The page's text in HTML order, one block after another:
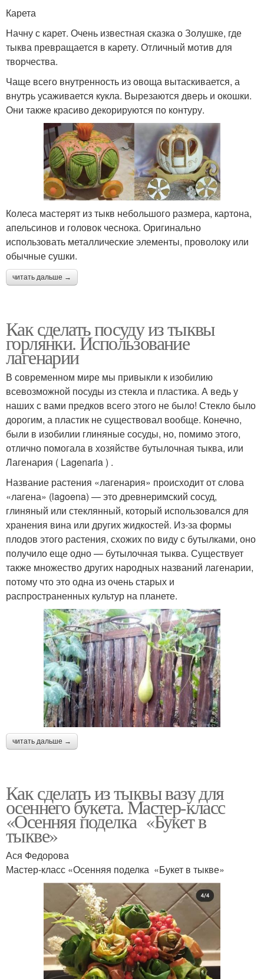
Карета
Начну с карет. Очень известная сказка о Золушке, где
тыква превращается в карету. Отличный мотив для
творчества.
Чаще всего внутренность из овоща вытаскивается, а
внутрь усаживается кукла. Вырезаются дверь и окошки.
Они также красиво декорируются по контуру.
Колеса мастерят из тыкв небольшого размера, картона,
апельсинов и головок чеснока. Оригинально
использовать металлические элементы, проволоку или
обычные сушки.
читать дальше →
Как сделать посуду из тыквы
горлянки. Использование
лагенарии
В современном мире мы привыкли к изобилию
всевозможной посуды из стекла и пластика. А ведь у
наших с вами предков всего этого не было! Стекло было
дорогим, а пластик не существовал вообще. Конечно,
были в изобилии глиняные сосуды, но, помимо этого,
отлично помогала в хозяйстве бутылочная тыква, или
Лагенария ( Lagenaria ) .
Название растения «лагенария» происходит от слова
«лагена» (lagoena) — это древнеримский сосуд,
глиняный или стеклянный, который использовался для
хранения вина или других жидкостей. Из-за формы
плодов этого растения, схожих по виду с бутылками, оно
получило еще одно — бутылочная тыква. Существует
также множество других народных названий лагенарии,
потому что это одна из очень старых и
распространенных культур на планете.
читать дальше →
Как сделать из тыквы вазу для
осеннего букета. Мастер-класс
«Осенняя поделка «Букет в
тыкве»
Ася Федорова
Мастер-класс «Осенняя поделка «Букет в тыкве»